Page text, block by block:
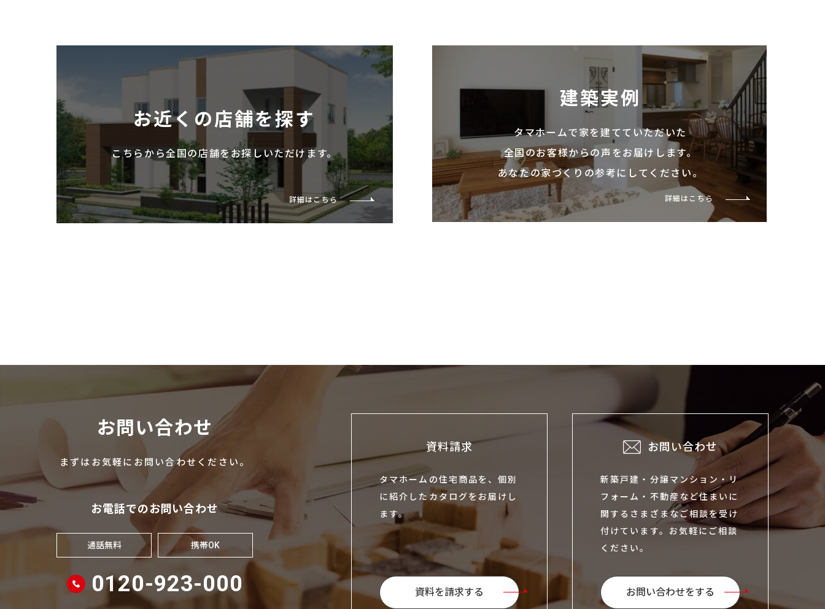
お近くの店舗を探す
こちらから全国の店舗をお探しいただけます。
詳細はこちら
建築実例
タマホームで家を建てていただいた
全国のお客様からの声をお届けします。
あなたの家づくりの参考にしてください。
詳細はこちら
お問い合わせ
まずはお気軽にお問い合わせください。
お電話でのお問い合わせ
通話無料 携帯OK
0120-923-000
資料請求
タマホームの住宅商品を、個別
に紹介したカタログをお届けし
ます。
資料を請求する
お問い合わせ
新築戸建・分譲マンション・リ
フォーム・不動産など住まいに
関するさまざまなご相談を受け
付けています。お気軽にご相談
ください。
お問い合わせをする